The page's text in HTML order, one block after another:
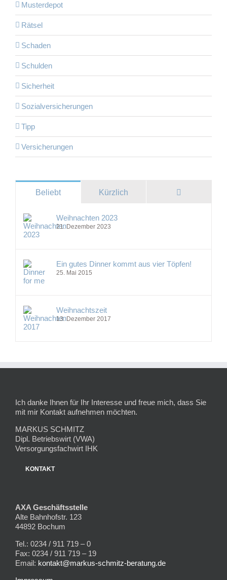
Musterdepot
Rätsel
Schaden
Schulden
Sicherheit
Sozialversicherungen
Tipp
Versicherungen
Beliebt Kürzlich
Weihnachten 2023
21. Dezember 2023
Ein gutes Dinner kommt aus vier Töpfen!
25. Mai 2015
Weihnachtszeit
13. Dezember 2017
Ich danke Ihnen für Ihr Interesse und freue mich, dass Sie
mit mir Kontakt aufnehmen möchten.
MARKUS SCHMITZ
Dipl. Betriebswirt (VWA)
Versorgungsfachwirt IHK
KONTAKT
AXA Geschäftsstelle
Alte Bahnhofstr. 123
44892 Bochum
Tel.: 0234 / 911 719 – 0
Fax: 0234 / 911 719 – 19
Email: kontakt@markus-schmitz-beratung.de